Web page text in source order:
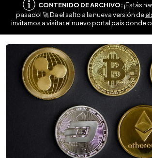
CONTENIDO DE ARCHIVO:¡Estás
pasado! 🚀 Da el salto a la nueva versión de
invitamos a visitar el nuevo portal país donde